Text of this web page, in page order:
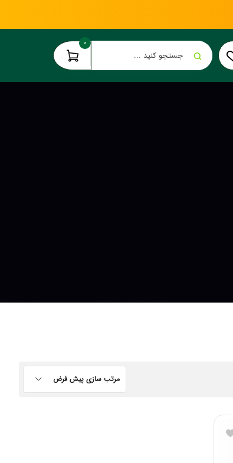
جستجو کنید ...
0
مرتب سازی پیش فرض